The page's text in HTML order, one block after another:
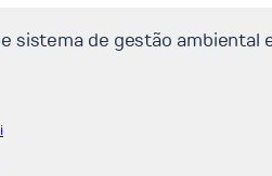
sistema de gestão